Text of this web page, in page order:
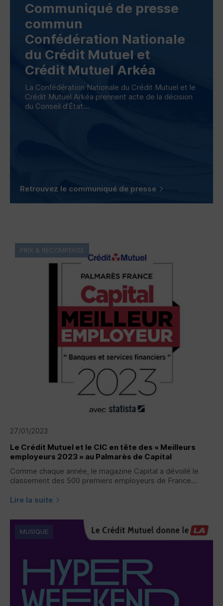
Communiqué de presse
commun
Confédération Nationale
du Crédit Mutuel et
Crédit Mutuel Arkéa
La Confédération Nationale du Crédit Mutuel et le
Crédit Mutuel Arkéa prennent acte de la décision
du Conseil d’État...
Retrouvez le communiqué de presse
27/01/2023
Le Crédit Mutuel et le CIC en tête des « Meilleurs
employeurs 2023 » au Palmarès de Capital
Comme chaque année, le magazine Capital a dévoilé le
classement des 500 premiers employeurs de France...
Lire la suite
PRIX & RÉCOMPENSE
MUSIQUE